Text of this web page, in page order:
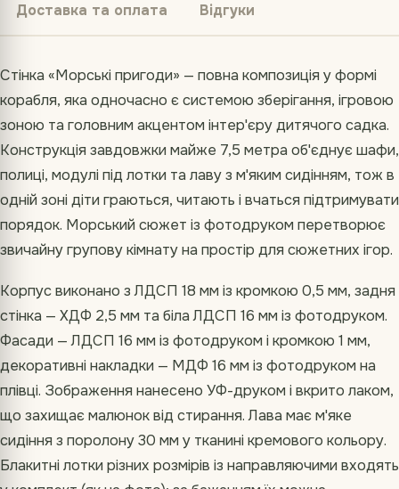
Доставка та оплата Відгуки
Стінка «Морські пригоди» — повна композиція у формі
корабля, яка одночасно є системою зберігання, ігровою
зоною та головним акцентом інтер'єру дитячого садка.
Конструкція завдовжки майже 7,5 метра об'єднує шафи,
полиці, модулі під лотки та лаву з м'яким сидінням, тож в
одній зоні діти граються, читають і вчаться підтримувати
порядок. Морський сюжет із фотодруком перетворює
звичайну групову кімнату на простір для сюжетних ігор.
Корпус виконано з ЛДСП 18 мм із кромкою 0,5 мм, задня
стінка — ХДФ 2,5 мм та біла ЛДСП 16 мм із фотодруком.
Фасади — ЛДСП 16 мм із фотодруком і кромкою 1 мм,
декоративні накладки — МДФ 16 мм із фотодруком на
плівці. Зображення нанесено УФ-друком і вкрито лаком,
що захищає малюнок від стирання. Лава має м'яке
сидіння з поролону 30 мм у тканині кремового кольору.
Блакитні лотки різних розмірів із направляючими входять